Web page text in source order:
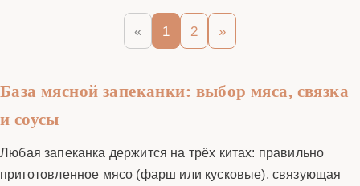
« 1 2 »
База мясной запеканки: выбор мяса, связка
и соусы
Любая запеканка держится на трёх китах: правильно
приготовленное мясо (фарш или кусковые), связующая